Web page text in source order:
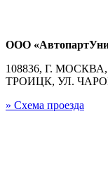
ООО
108836, Г.
ТРОИЦК, УЛ.
» Схема проезда